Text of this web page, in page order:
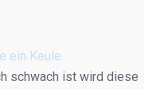
ein Keule
schwach ist wird diese